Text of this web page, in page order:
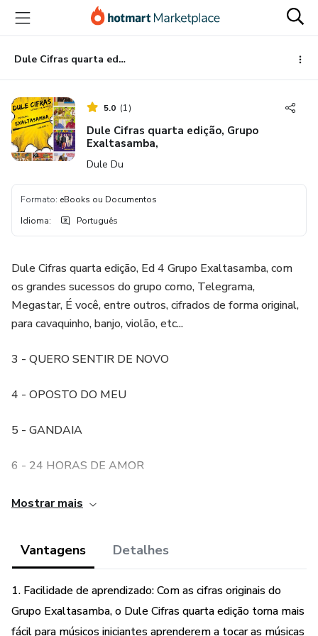
para
conteúdo
principal
para
pagamento
para
rodapé
Dule Cifras quarta edição, Grupo Exaltasamba,
5.0 (1)
Dule Cifras quarta edição, Grupo
Exaltasamba,
Dule Du
Formato: eBooks ou Documentos
Idioma: Português
Dule Cifras quarta edição, Ed 4 Grupo Exaltasamba, com
os grandes sucessos do grupo como, Telegrama,
Megastar, É você, entre outros, cifrados de forma original,
para cavaquinho, banjo, violão, etc...
3 - QUERO SENTIR DE NOVO
4 - OPOSTO DO MEU
5 - GANDAIA
6 - 24 HORAS DE AMOR
7 – DOM DE SONHAR
9 – GAMEI
10 – DOIDINHO
Mostrar mais
Vantagens Detalhes
1. Facilidade de aprendizado: Com as cifras originais do
Grupo Exaltasamba, o Dule Cifras quarta edição torna mais
fácil para músicos iniciantes aprenderem a tocar as músicas